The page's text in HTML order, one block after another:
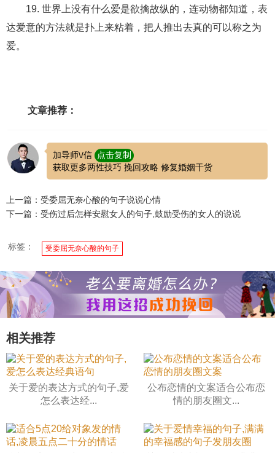
19. 世界上没有什么爱是欲擒故纵的，连动物都知道，表
达爱意的方法就是扑上来粘着，把人推出去真的可以称之为
爱。
文章推荐：
加导师\/信
点击复制
获取更多两性技巧 挽回攻略 修复婚姻干货
上一篇：受委屈无奈心酸的句子说说心情
下一篇：受伤过后怎样安慰女人的句子,鼓励受伤的女人的说说
标签： 受委屈无奈心酸的句子
相关推荐
关于爱的表达方式的句子,爱
怎么表达经...
公布恋情的文案适合公布恋
情的朋友圈文...